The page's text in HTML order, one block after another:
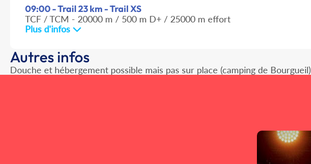
09:00 - Trail 23 km - Trail XS
TCF / TCM - 20000 m / 500 m D+ / 25000 m effort
Plus d'infos
Autres infos
Douche et hébergement possible mais pas sur place (camping de Bourgueil)